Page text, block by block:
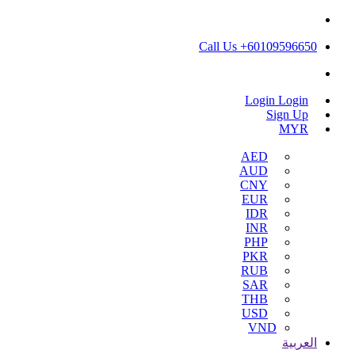
Call Us +60109596650
Login Login
Sign Up
MYR
AED
AUD
CNY
EUR
IDR
INR
PHP
PKR
RUB
SAR
THB
USD
VND
العربية